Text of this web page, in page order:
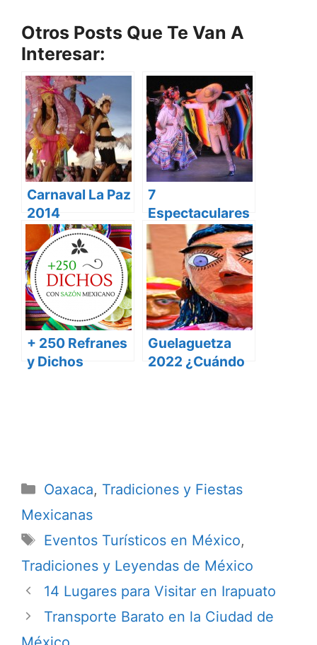
Otros Posts Que Te Van A
Interesar:
Carnaval La Paz
2014
7
Espectaculares
Trajes y Bailes
Típicos de
México
+ 250 Refranes
y Dichos
Guelaguetza
2022 ¿Cuándo
Categorías
Oaxaca, Tradiciones y Fiestas
Mexicanas
Etiquetas
Eventos Turísticos en México,
Tradiciones y Leyendas de México
14 Lugares para Visitar en Irapuato
Transporte Barato en la Ciudad de